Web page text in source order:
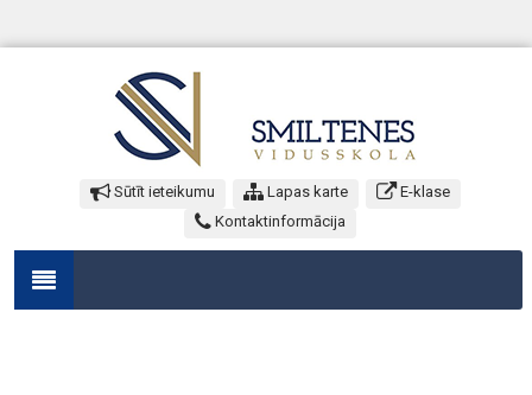
Sūtīt ieteikumu Lapas karte
E-klase
Kontaktinformācija